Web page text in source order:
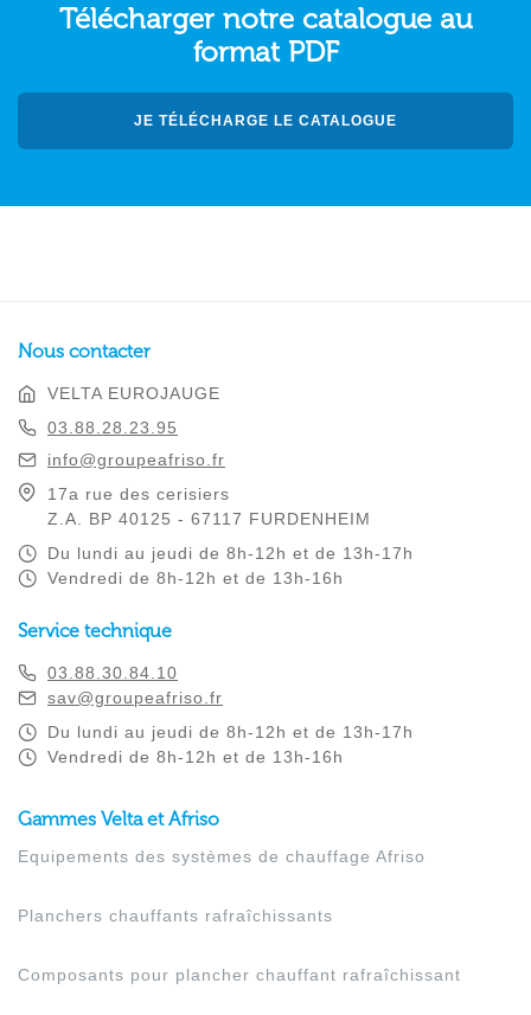
Télécharger notre catalogue au
format PDF
JE TÉLÉCHARGE LE CATALOGUE
Nous contacter
VELTA EUROJAUGE
03.88.28.23.95
info@groupeafriso.fr
17a rue des cerisiers
Z.A. BP 40125 - 67117 FURDENHEIM
Du lundi au jeudi de 8h-12h et de 13h-17h
Vendredi de 8h-12h et de 13h-16h
Service technique
03.88.30.84.10
sav@groupeafriso.fr
Du lundi au jeudi de 8h-12h et de 13h-17h
Vendredi de 8h-12h et de 13h-16h
Gammes Velta et Afriso
Equipements des systèmes de chauffage Afriso
Planchers chauffants rafraîchissants
Composants pour plancher chauffant rafraîchissant